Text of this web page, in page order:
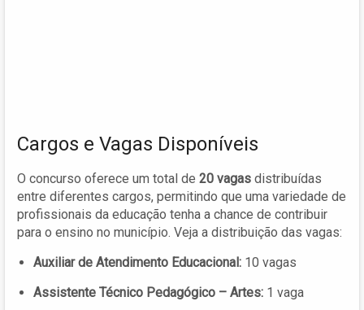
Cargos e Vagas Disponíveis
O concurso oferece um total de 20 vagas distribuídas
entre diferentes cargos, permitindo que uma variedade de
profissionais da educação tenha a chance de contribuir
para o ensino no município. Veja a distribuição das vagas:
Auxiliar de Atendimento Educacional: 10 vagas
Assistente Técnico Pedagógico – Artes: 1 vaga